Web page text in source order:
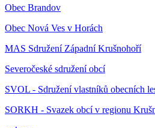
Obec Brandov
Obec Nová Ves v Horách
MAS Sdružení Západní Krušnohoří
Severočeské sdružení obcí
SVOL - Sdružení vlastníků obecních
SORKH - Svazek obcí v regionu